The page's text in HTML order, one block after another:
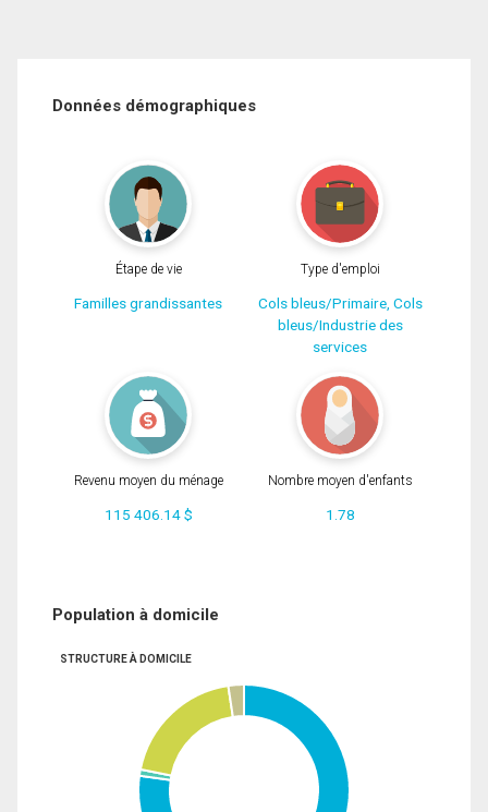
Données démographiques
Étape de vie
Familles grandissantes
Type d'emploi
Cols bleus/Primaire, Cols
bleus/Industrie des
services
Revenu moyen du ménage
115 406.14 $
Nombre moyen d'enfants
1.78
Population à domicile
STRUCTURE À DOMICILE